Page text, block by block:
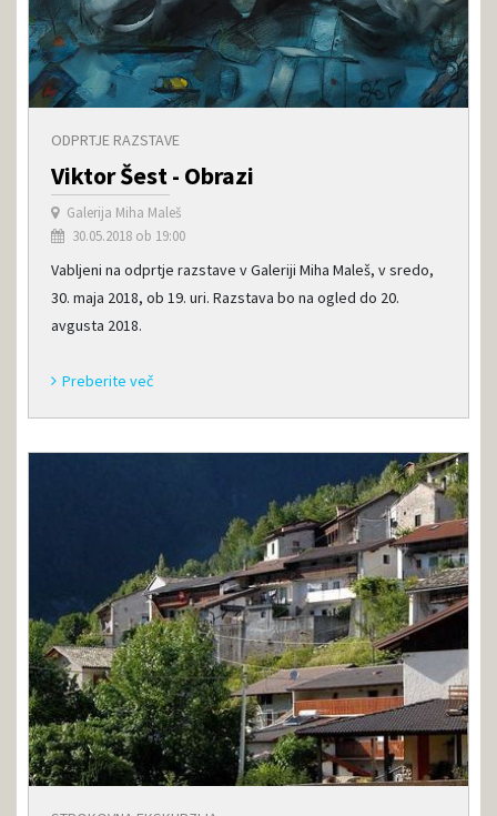
ODPRTJE RAZSTAVE
Viktor Šest - Obrazi
Galerija Miha Maleš
30.05.2018 ob 19:00
Vabljeni na odprtje razstave v Galeriji Miha Maleš, v sredo,
30. maja 2018, ob 19. uri. Razstava bo na ogled do 20.
avgusta 2018.
Preberite več